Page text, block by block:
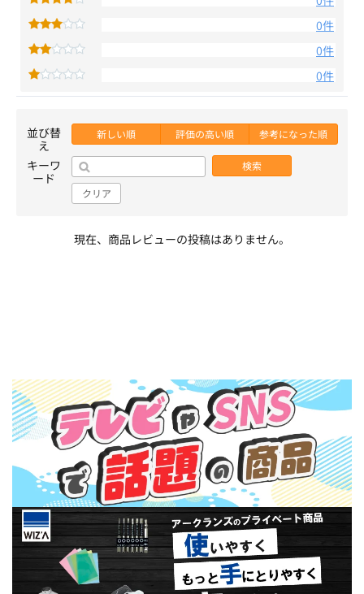
0件
0件
0件
並び替
え
新しい順 評価の高い順 参考になった順
キーワ
ード
検索
クリア
現在、商品レビューの投稿はありません。